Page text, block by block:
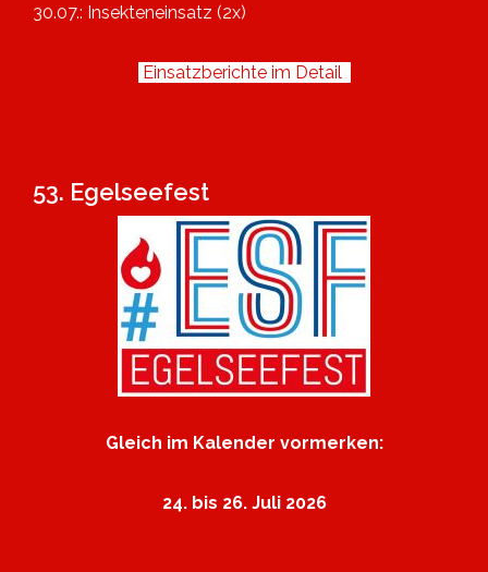
30.07.: Insekteneinsatz (2x)
Einsatzberichte im Detail
53. Egelseefest
Gleich im Kalender vormerken:
24. bis 26. Juli 2026